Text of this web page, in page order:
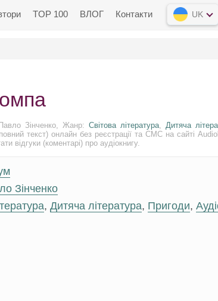
TOP 100 ВЛОГ Контакти UK
Зінченко, Жанр: Світова література, Дитяча
текст) онлайн без реєстрації та СМС на сайті
відгуки (коментарі) про аудіокнигу.
Зінченко
, Дитяча література, Пригоди,